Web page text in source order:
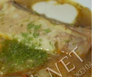
Ребрышки с перловкой